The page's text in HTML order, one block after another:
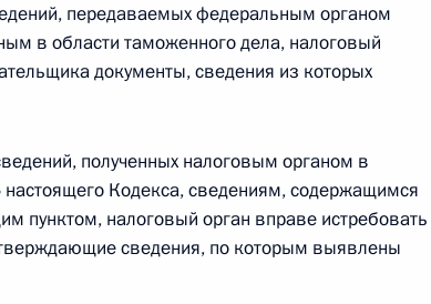
г. № 267-ФЗ
г. № 251-ФЗ
передаваемых федеральным органом
в области таможенного дела, налоговый
документы, сведения из которых
полученных налоговым органом в
настоящего Кодекса, сведениям, содержащимся
пунктом, налоговый орган вправе истребовать
сведения, по которым выявлены